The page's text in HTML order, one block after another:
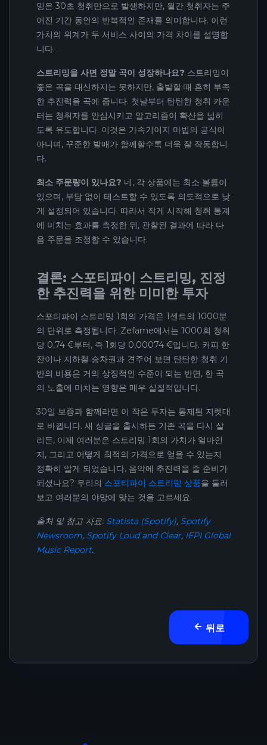
밍은 30초 청취만으로 발생하지만, 월간 청취자는 주
어진 기간 동안의 반복적인 존재를 의미합니다. 이런
가치의 위계가 두 서비스 사이의 가격 차이를 설명합
니다.
스트리밍을 사면 정말 곡이 성장하나요? 스트리밍이
좋은 곡을 대신하지는 못하지만, 출발할 때 흔히 부족
한 추진력을 곡에 줍니다. 첫날부터 탄탄한 청취 카운
터는 청취자를 안심시키고 알고리즘이 확산을 넓히
도록 유도합니다. 이것은 가속기이지 마법의 공식이
아니며, 꾸준한 발매가 함께할수록 더욱 잘 작동합니
다.
최소 주문량이 있나요? 네, 각 상품에는 최소 볼륨이
있으며, 부담 없이 테스트할 수 있도록 의도적으로 낮
게 설정되어 있습니다. 따라서 작게 시작해 청취 통계
에 미치는 효과를 측정한 뒤, 관찰된 결과에 따라 다
음 주문을 조정할 수 있습니다.
결론: 스포티파이 스트리밍, 진정
한 추진력을 위한 미미한 투자
스포티파이 스트리밍 1회의 가격은 1센트의 1000분
의 단위로 측정됩니다. Zefame에서는 1000회 청취
당 0,74 €부터, 즉 1회당 0,00074 €입니다. 커피 한
잔이나 지하철 승차권과 견주어 보면 탄탄한 청취 기
반의 비용은 거의 상징적인 수준이 되는 반면, 한 곡
의 노출에 미치는 영향은 매우 실질적입니다.
30일 보증과 함께라면 이 작은 투자는 통제된 지렛대
로 바뀝니다. 새 싱글을 출시하든 기존 곡을 다시 살
리든, 이제 여러분은 스트리밍 1회의 가치가 얼마인
지, 그리고 어떻게 최적의 가격으로 얻을 수 있는지
정확히 알게 되었습니다. 음악에 추진력을 줄 준비가
되셨나요? 우리의 스포티파이 스트리밍 상품을 둘러
보고 여러분의 야망에 맞는 것을 고르세요.
출처 및 참고 자료: Statista (Spotify), Spotify
Newsroom, Spotify Loud and Clear, IFPI Global
Music Report.
뒤로